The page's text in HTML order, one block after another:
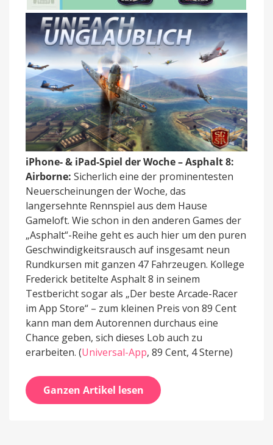
iPhone- & iPad-Spiel der Woche – Asphalt 8:
Airborne: Sicherlich eine der prominentesten
Neuerscheinungen der Woche, das
langersehnte Rennspiel aus dem Hause
Gameloft. Wie schon in den anderen Games der
„Asphalt“-Reihe geht es auch hier um den puren
Geschwindigkeitsrausch auf insgesamt neun
Rundkursen mit ganzen 47 Fahrzeugen. Kollege
Frederick betitelte Asphalt 8 in seinem
Testbericht sogar als „Der beste Arcade-Racer
im App Store“ – zum kleinen Preis von 89 Cent
kann man dem Autorennen durchaus eine
Chance geben, sich dieses Lob auch zu
erarbeiten. (Universal-App, 89 Cent, 4 Sterne)
Ganzen Artikel lesen